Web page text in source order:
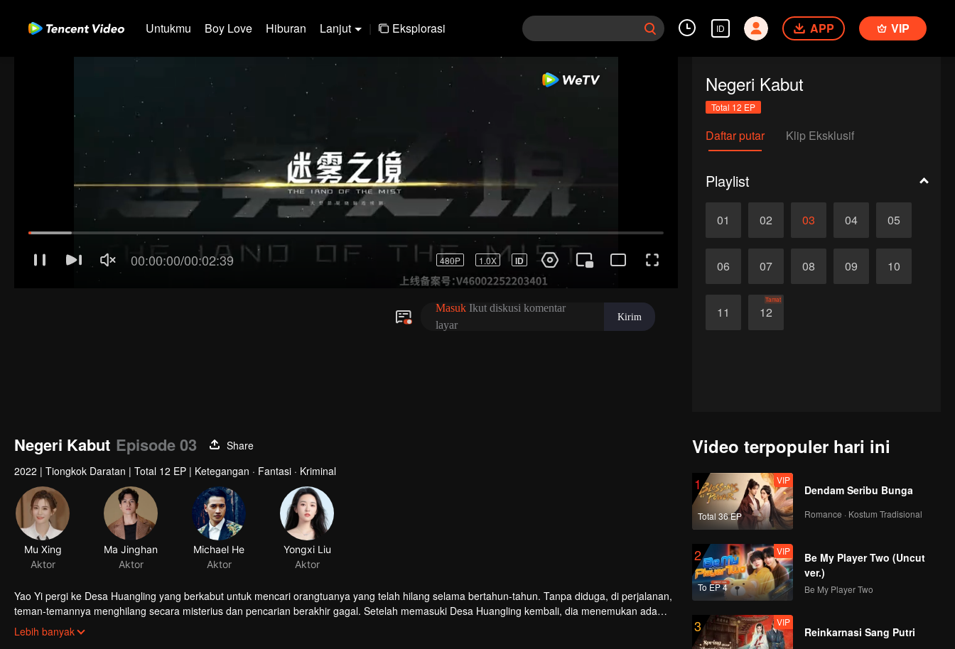
Untukmu Boy Love Hiburan Lanjut | Eksplorasi ID APP VIP
Negeri Kabut
Total 12 EP
Daftar putar Klip Eksklusif
Playlist
01 02 03 04 05
06 07 08 09 10
11 12
Tamat
Negeri Kabut Episode 03
Share
2022 | Tiongkok Daratan | Total 12 EP | Ketegangan · Fantasi · Kriminal
Mu Xing
Aktor
Ma Jinghan
Aktor
Michael He
Aktor
Yongxi Liu
Aktor
Yao Yi pergi ke Desa Huangling yang berkabut untuk mencari orangtuanya yang telah hilang selama bertahun-tahun. Tanpa diduga, di perjalanan,
teman-temannya menghilang secara misterius dan pencarian berakhir gagal. Setelah memasuki Desa Huangling kembali, dia menemukan ada
banyak orang yang tinggal di desa itu, dan mereka tampaknya terkait dengan misteri hilangnya orangtua dan teman-teman Yao Yi.
Lebih banyak
Video terpopuler hari ini
1
Total 36 EP
VIP
Dendam Seribu Bunga
Romance · Kostum Tradisional
2
To EP 4
VIP
Be My Player Two (Uncut
ver.)
Be My Player Two
3 VIP
Reinkarnasi Sang Putri